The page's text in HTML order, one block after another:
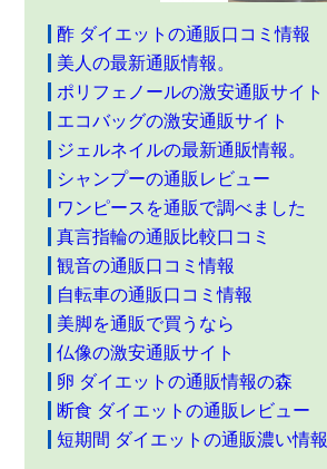
酢 ダイエットの通販口コミ情報
美人の最新通販情報。
ポリフェノールの激安通販サイト
エコバッグの激安通販サイト
ジェルネイルの最新通販情報。
シャンプーの通販レビュー
ワンピースを通販で調べました
真言指輪の通販比較口コミ
観音の通販口コミ情報
自転車の通販口コミ情報
美脚を通販で買うなら
仏像の激安通販サイト
卵 ダイエットの通販情報の森
断食 ダイエットの通販レビュー
短期間 ダイエットの通販濃い情報